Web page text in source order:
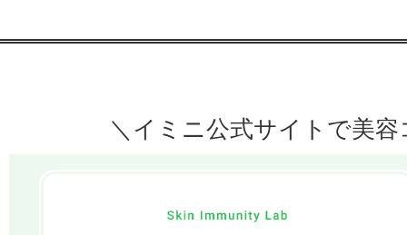
＼イミニ公式サイトで美